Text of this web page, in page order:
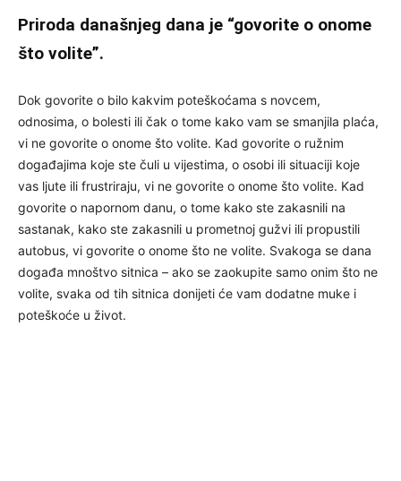
Priroda današnjeg dana je “govorite o onome
što volite”.
Dok govorite o bilo kakvim poteškoćama s novcem,
odnosima, o bolesti ili čak o tome kako vam se smanjila plaća,
vi ne govorite o onome što volite. Kad govorite o ružnim
događajima koje ste čuli u vijestima, o osobi ili situaciji koje
vas ljute ili frustriraju, vi ne govorite o onome što volite. Kad
govorite o napornom danu, o tome kako ste zakasnili na
sastanak, kako ste zakasnili u prometnoj gužvi ili propustili
autobus, vi govorite o onome što ne volite. Svakoga se dana
događa mnoštvo sitnica – ako se zaokupite samo onim što ne
volite, svaka od tih sitnica donijeti će vam dodatne muke i
poteškoće u život.